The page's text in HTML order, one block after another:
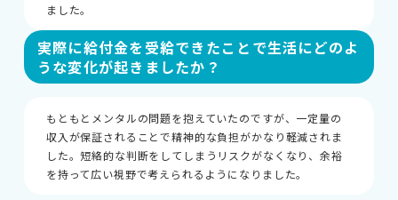
ました。
実際に給付金を受給できたことで生活にどのよ
うな変化が起きましたか？
もともとメンタルの問題を抱えていたのですが、一定量の
収入が保証されることで精神的な負担がかなり軽減されま
した。短絡的な判断をしてしまうリスクがなくなり、余裕
を持って広い視野で考えられるようになりました。